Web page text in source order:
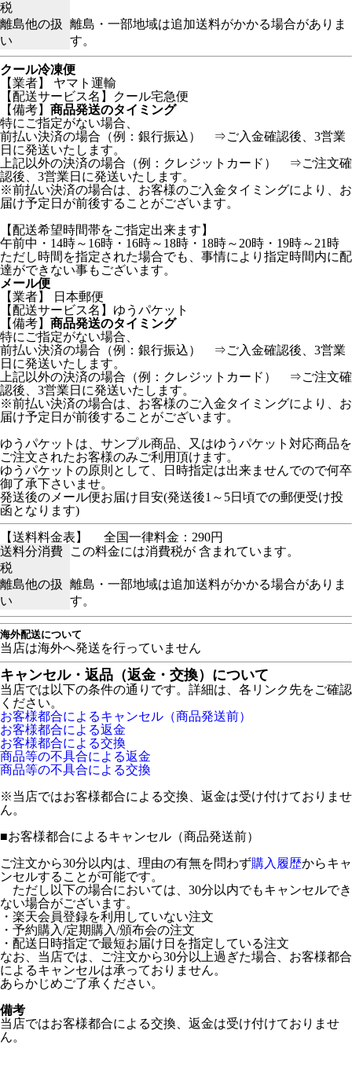
税
離島他の扱
い
離島・一部地域は追加送料がかかる場合がありま
す。
クール冷凍便
【業者】 ヤマト運輸
【配送サービス名】クール宅急便
【備考】 商品発送のタイミング
特にご指定がない場合、
前払い決済の場合（例：銀行振込） ⇒ご入金確認後、3営業
日に発送いたします。
上記以外の決済の場合（例：クレジットカード） ⇒ご注文確
認後、3営業日に発送いたします。
※前払い決済の場合は、お客様のご入金タイミングにより、お
届け予定日が前後することがございます。
【配送希望時間帯をご指定出来ます】
午前中・14時～16時・16時～18時・18時～20時・19時～21時
ただし時間を指定された場合でも、事情により指定時間内に配
達ができない事もございます。
メール便
【業者】 日本郵便
【配送サービス名】ゆうパケット
【備考】 商品発送のタイミング
特にご指定がない場合、
前払い決済の場合（例：銀行振込） ⇒ご入金確認後、3営業
日に発送いたします。
上記以外の決済の場合（例：クレジットカード） ⇒ご注文確
認後、3営業日に発送いたします。
※前払い決済の場合は、お客様のご入金タイミングにより、お
届け予定日が前後することがございます。
ゆうパケットは、サンプル商品、又はゆうパケット対応商品を
ご注文されたお客様のみご利用頂けます。
ゆうパケットの原則として、日時指定は出来ませんでので何卒
御了承下さいませ。
発送後のメール便お届け目安(発送後1～5日頃での郵便受け投
函となります)
【送料料金表】
全国一律料金：290円
送料分消費
税
この料金には消費税が 含まれています。
離島他の扱
い
離島・一部地域は追加送料がかかる場合がありま
す。
海外配送について
当店は海外へ発送を行っていません
キャンセル・返品（返金・交換）について
当店では以下の条件の通りです。詳細は、各リンク先をご確認
ください。
お客様都合によるキャンセル（商品発送前）
お客様都合による返金
お客様都合による交換
商品等の不具合による返金
商品等の不具合による交換
※当店ではお客様都合による交換、返金は受け付けておりませ
ん。
■お客様都合によるキャンセル（商品発送前）
ご注文から30分以内は、理由の有無を問わず購入履歴からキャ
ンセルすることが可能です。
ただし以下の場合においては、30分以内でもキャンセルでき
ない場合がございます。
・楽天会員登録を利用していない注文
・予約購入/定期購入/頒布会の注文
・配送日時指定で最短お届け日を指定している注文
なお、当店では、ご注文から30分以上過ぎた場合、お客様都合
によるキャンセルは承っておりません。
あらかじめご了承ください。
備考
当店ではお客様都合による交換、返金は受け付けておりませ
ん。